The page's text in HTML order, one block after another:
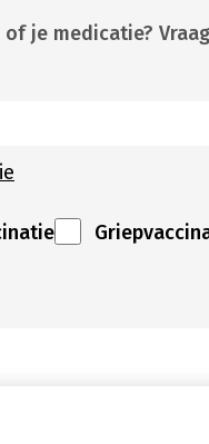
je medicatie?